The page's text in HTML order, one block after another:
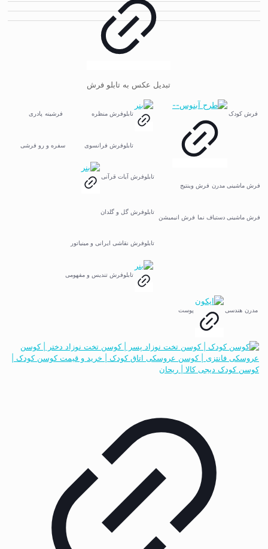
تبدیل عکس به تابلو فرش
فرش کودک
فرش ماشینی مدرن فرش وینتیج
فرش ماشینی دستباف نما فرش انیمیشن
تابلوفرش منظره
تابلوفرش فرانسوی
تابلوفرش آیات قرآنی
تابلوفرش گل و گلدان
تابلوفرش نقاشی ایرانی و مینیاتور
تابلوفرش تندیس و مفهومی
فرشینه پادری
سفره و رو فرشی
مدرن هندسی پوست